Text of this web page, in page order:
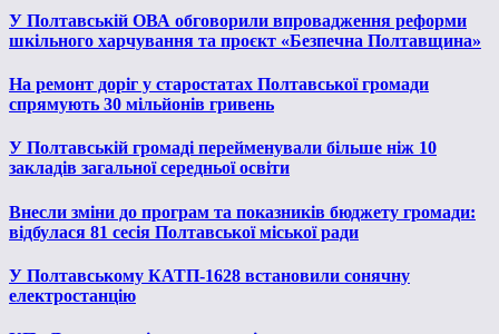
У Полтавській ОВА обговорили впровадження реформи
шкільного харчування та проєкт «Безпечна Полтавщина»
На ремонт доріг у старостатах Полтавської громади
спрямують 30 мільйонів гривень
У Полтавській громаді перейменували більше ніж 10
закладів загальної середньої освіти
Внесли зміни до програм та показників бюджету громади:
відбулася 81 сесія Полтавської міської ради
У Полтавському КАТП-1628 встановили сонячну
електростанцію